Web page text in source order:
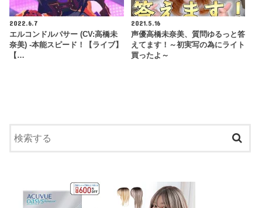
2022.6.7
エルコンドルパサー (CV:高橋未
奈美) -本能スピード！【ライブ】
【…
2021.5.16
声優高橋未奈美、質問ゆるっと答
えてます！～初実写の為にライト
買ったよ～